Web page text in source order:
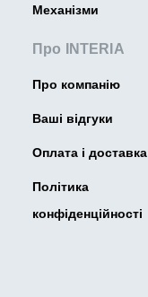
Механізми
Про INTERIA
Про компанію
Ваші відгуки
Оплата і доставка
Політика
конфіденційності